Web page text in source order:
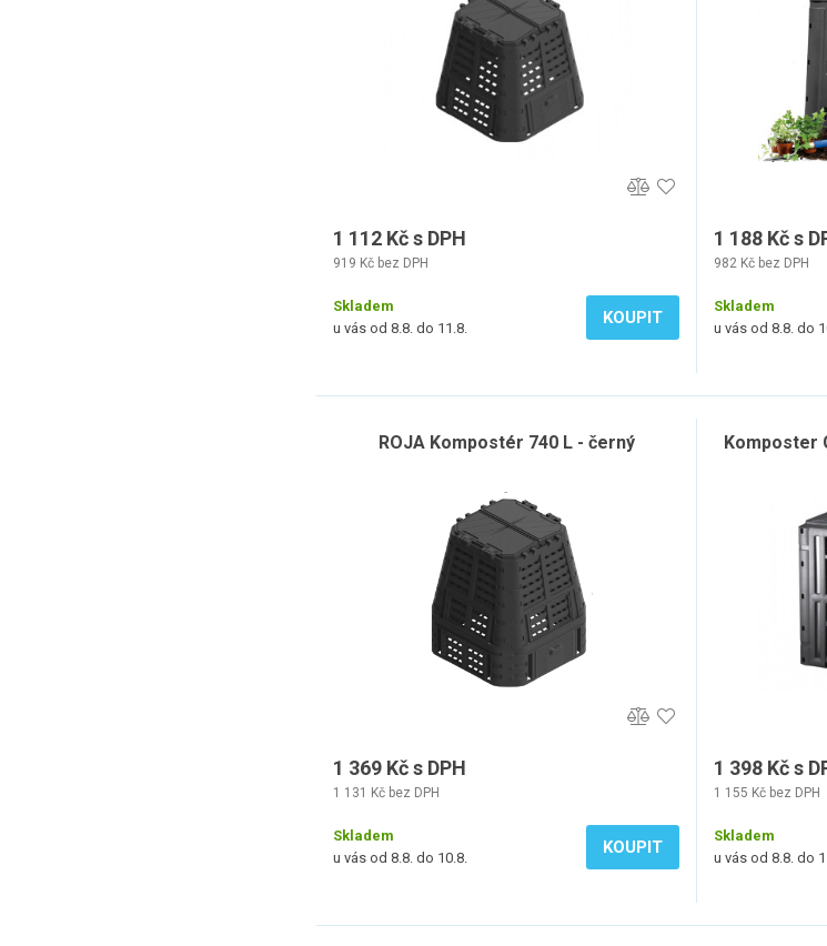
1 112 Kč s DPH
919 Kč bez DPH
Skladem
u vás od 8.8. do 11.8.
KOUPIT
1 188 Kč s
982 Kč bez DPH
Skladem
u vás od 8.8. do
ROJA Kompostér 740 L - černý
1 369 Kč s DPH
1 131 Kč bez DPH
Skladem
u vás od 8.8. do 10.8.
KOUPIT
Komposter
1 398 Kč s
1 155 Kč bez DPH
Skladem
u vás od 8.8. do